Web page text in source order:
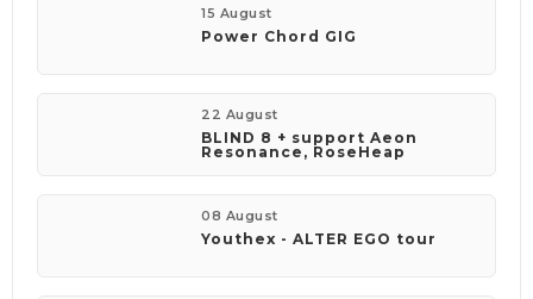
15 August
Power Chord GIG
22 August
BLIND 8 + support Aeon
Resonance, RoseHeap
08 August
Youthex - ALTER EGO tour